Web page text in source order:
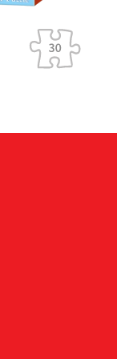
Rabbit Racing
B-13630-1